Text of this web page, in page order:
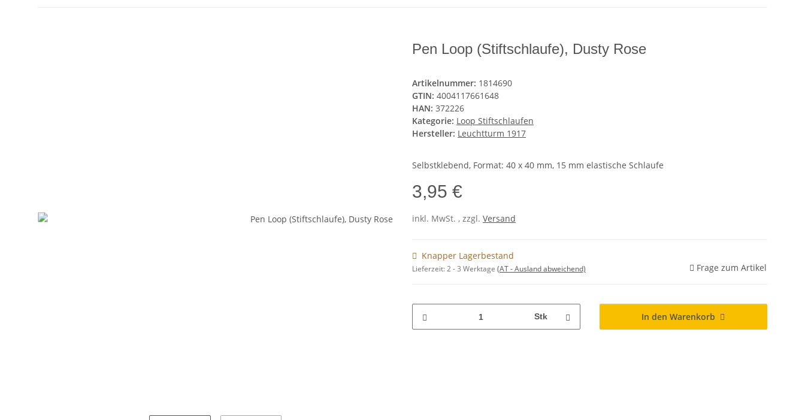
Pen Loop (Stiftschlaufe), Dusty Rose
Artikelnummer: 1814690
GTIN: 4004117661648
HAN: 372226
Kategorie: Loop Stiftschlaufen
Hersteller: Leuchtturm 1917
Selbstklebend, Format: 40 x 40 mm, 15 mm elastische Schlaufe
3,95 €
inkl. MwSt. , zzgl. Versand
Knapper Lagerbestand
Lieferzeit:2 - 3 Werktage (AT - Ausland abweichend) Frage zum Artikel
Stk In den Warenkorb